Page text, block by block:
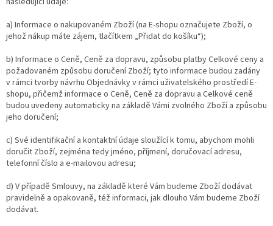
a) Informace o nakupovaném Zboží (na E-shopu označujete Zboží, o
jehož nákup máte zájem, tlačítkem „Přidat do košíku“);
b) Informace o Ceně, Ceně za dopravu, způsobu platby Celkové ceny a
požadovaném způsobu doručení Zboží; tyto informace budou zadány
v rámci tvorby návrhu Objednávky v rámci uživatelského prostředí E-
shopu, přičemž informace o Ceně, Ceně za dopravu a Celkové ceně
budou uvedeny automaticky na základě Vámi zvolného Zboží a způsobu
jeho doručení;
c) Své identifikační a kontaktní údaje sloužící k tomu, abychom mohli
doručit Zboží, zejména tedy jméno, příjmení, doručovací adresu,
telefonní číslo a e-mailovou adresu;
d) V případě Smlouvy, na základě které Vám budeme Zboží dodávat
pravidelně a opakovaně, též informaci, jak dlouho Vám budeme Zboží
dodávat.